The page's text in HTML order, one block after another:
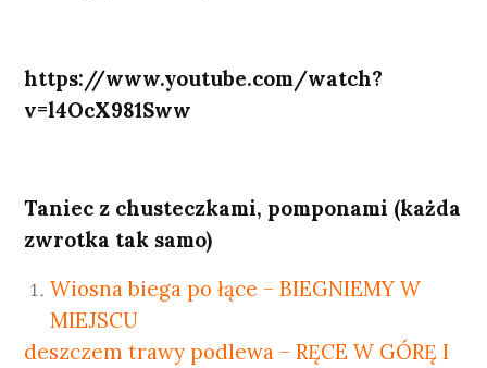
https://www.youtube.com/watch?
v=l4OcX981Sww
Taniec z chusteczkami, pomponami (każda
zwrotka tak samo)
Wiosna biega po łące – BIEGNIEMY W
MIEJSCU
deszczem trawy podlewa – RĘCE W GÓRĘ I